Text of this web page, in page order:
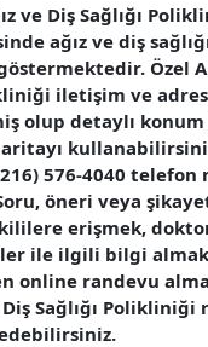
ve Diş Sağlığı
ağız ve diş
Özel
iletişim ve
olup detaylı
576-4040 telefon
öneri veya
erişmek,
ile ilgili bilgi
online randevu
Sağlığı Polikliniği